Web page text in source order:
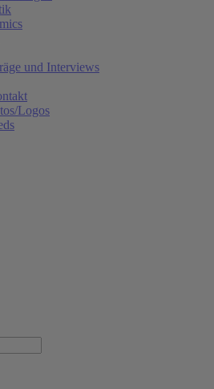
und Interviews
Logos